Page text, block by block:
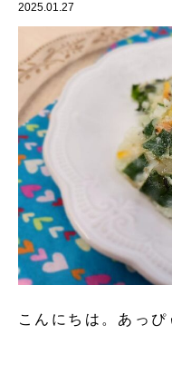
2025.01.27
こんにちは。あっぴ